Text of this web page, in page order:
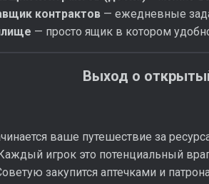
контрактов — ежедневные
— просто ящик в котором
Выход о
ваше путешествие за
игрок это потенциальный
закупится аптечками и